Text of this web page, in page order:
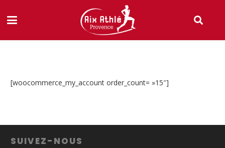
[woocommerce_my_account order_count= »15″]
SUIVEZ-NOUS